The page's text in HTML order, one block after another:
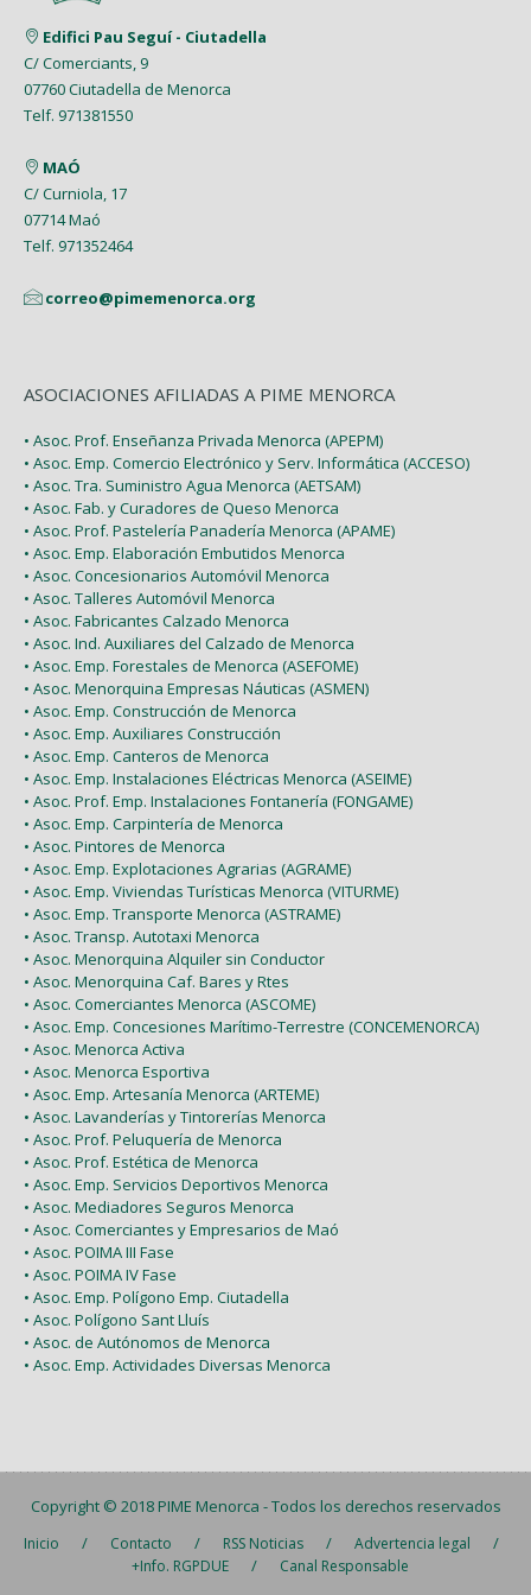
Enero (9)
Febrero (7)
Enero (1)
Marzo (5)
Febrero (1)
Enero (2)
Mayo (7)
Abril (4)
Febrero (6)
Enero (2)
Edifici Pau Seguí - Ciutadella
C/ Comerciants, 9
07760 Ciutadella de Menorca
Telf. 971381550
MAÓ
C/ Curniola, 17
07714 Maó
Telf. 971352464
correo@pimemenorca.org
ASOCIACIONES AFILIADAS A PIME MENORCA
• Asoc. Prof. Enseñanza Privada Menorca (APEPM)
• Asoc. Emp. Comercio Electrónico y Serv. Informática (ACCESO)
• Asoc. Tra. Suministro Agua Menorca (AETSAM)
• Asoc. Fab. y Curadores de Queso Menorca
• Asoc. Prof. Pastelería Panadería Menorca (APAME)
• Asoc. Emp. Elaboración Embutidos Menorca
• Asoc. Concesionarios Automóvil Menorca
• Asoc. Talleres Automóvil Menorca
• Asoc. Fabricantes Calzado Menorca
• Asoc. Ind. Auxiliares del Calzado de Menorca
• Asoc. Emp. Forestales de Menorca (ASEFOME)
• Asoc. Menorquina Empresas Náuticas (ASMEN)
• Asoc. Emp. Construcción de Menorca
• Asoc. Emp. Auxiliares Construcción
• Asoc. Emp. Canteros de Menorca
• Asoc. Emp. Instalaciones Eléctricas Menorca (ASEIME)
• Asoc. Prof. Emp. Instalaciones Fontanería (FONGAME)
• Asoc. Emp. Carpintería de Menorca
• Asoc. Pintores de Menorca
• Asoc. Emp. Explotaciones Agrarias (AGRAME)
• Asoc. Emp. Viviendas Turísticas Menorca (VITURME)
• Asoc. Emp. Transporte Menorca (ASTRAME)
• Asoc. Transp. Autotaxi Menorca
• Asoc. Menorquina Alquiler sin Conductor
• Asoc. Menorquina Caf. Bares y Rtes
• Asoc. Comerciantes Menorca (ASCOME)
• Asoc. Emp. Concesiones Marítimo-Terrestre (CONCEMENORCA)
• Asoc. Menorca Activa
• Asoc. Menorca Esportiva
• Asoc. Emp. Artesanía Menorca (ARTEME)
• Asoc. Lavanderías y Tintorerías Menorca
• Asoc. Prof. Peluquería de Menorca
• Asoc. Prof. Estética de Menorca
• Asoc. Emp. Servicios Deportivos Menorca
• Asoc. Mediadores Seguros Menorca
• Asoc. Comerciantes y Empresarios de Maó
• Asoc. POIMA III Fase
• Asoc. POIMA IV Fase
• Asoc. Emp. Polígono Emp. Ciutadella
• Asoc. Polígono Sant Lluís
• Asoc. de Autónomos de Menorca
• Asoc. Emp. Actividades Diversas Menorca
Copyright © 2018PIME Menorca - Todos los derechos reservados
Inicio / Contacto / RSS Noticias / Advertencia legal /
+Info. RGPDUE / Canal Responsable